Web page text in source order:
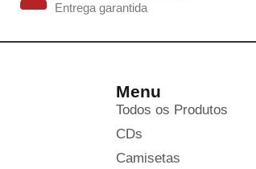
Entrega garantida
Menu
Todos os Produtos
CDs
Camisetas